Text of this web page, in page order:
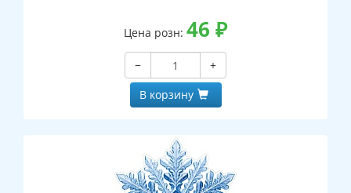
Цена розн: 46 ₽
−
+
В корзину